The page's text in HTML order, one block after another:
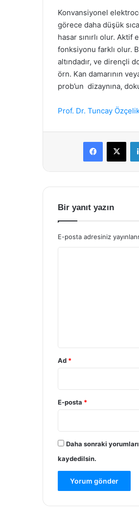
Konvansiyonel
görece daha düşük
hasar sınırlı olur.
fonksiyonu farklı olur.
altındadır, ve dirençli
örn. Kan damarının
prob’un dizaynına,
Prof. Dr. Tuncay
Facebook
X
Bir yanıt yazın
E-posta adresiniz
Ad *
E-posta *
Daha sonraki
kaydedilsin.